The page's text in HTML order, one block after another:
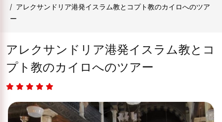
アレクサンドリア港発イスラム教とコプト教のカイロへのツア
ー
アレクサンドリア港発イスラム教とコ
プト教のカイロへのツアー